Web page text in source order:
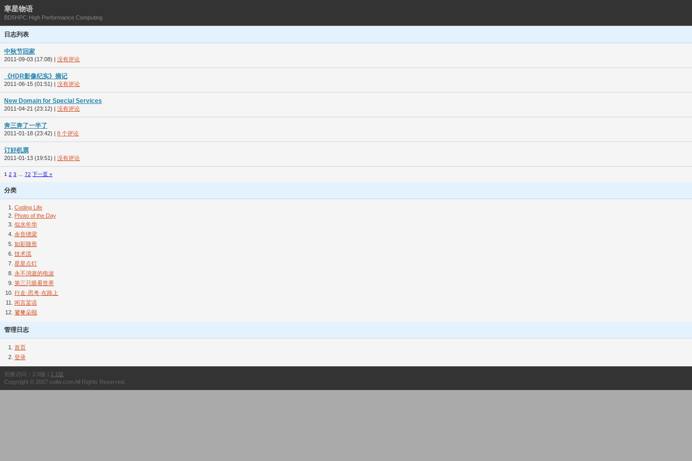
寒星物语
BD5HPC·High Performance Computing
日志列表
中秋节回家
2011-09-03 (17:08) | 没有评论
《HDR影像纪实》摘记
2011-06-15 (01:51) | 没有评论
New Domain for Special Services
2011-04-21 (23:12) | 没有评论
奔三奔了一半了
2011-01-18 (23:42) | 8 个评论
订好机票
2011-01-13 (19:51) | 没有评论
1 2 3 72 下一页 »
分类
Coding Life
Photo of the Day
似水年华
余音绕梁
如影随形
技术流
星星点灯
永不消逝的电波
第三只眼看世界
行走·思考·在路上
闲言蜚语
饕餮朵颐
管理日志
首页
登录
切换访问：2.0版 | 1.1版
Copyright © 2007 cuilw.com All Rights Reserved.